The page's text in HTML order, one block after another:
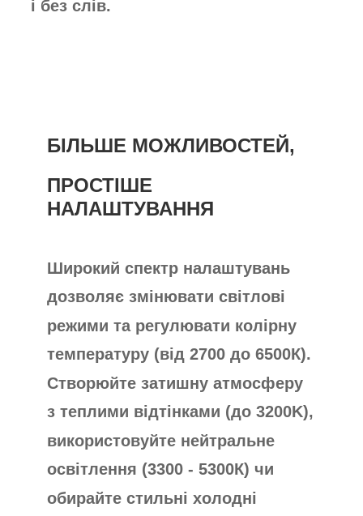
БІЛЬШЕ МОЖЛИВОСТЕЙ,
ПРОСТІШЕ
НАЛАШТУВАННЯ
Широкий спектр налаштувань
дозволяє змінювати світлові
режими та регулювати колірну
температуру (від 2700 до 6500К).
Створюйте затишну атмосферу
з теплими відтінками (до 3200K),
використовуйте нейтральне
освітлення (3300 - 5300К) чи
обирайте стильні холодні
і без слів.